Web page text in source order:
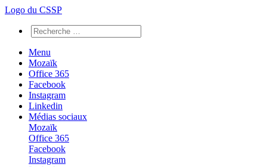
Logo du CSSP
Menu
Mozaïk
Office 365
Facebook
Instagram
Linkedin
Médias sociaux
Mozaïk
Office 365
Facebook
Instagram